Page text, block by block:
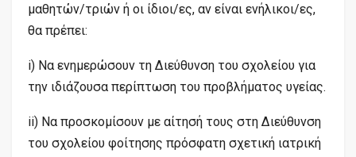
μαθητών/τριών ή οι ίδιοι/ες, αν είναι ενήλικοι/ες,
θα πρέπει:
i) Να ενημερώσουν τη Διεύθυνση του σχολείου για
την ιδιάζουσα περίπτωση του προβλήματος υγείας.
ii) Να προσκομίσουν με αίτησή τους στη Διεύθυνση
του σχολείου φοίτησης πρόσφατη σχετική ιατρική